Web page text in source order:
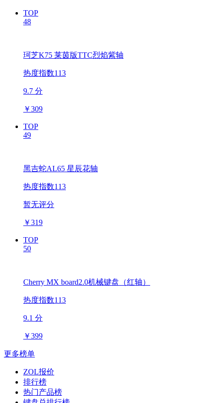
TOP
48
珂芝K75 莱茵版TTC烈焰紫轴
热度指数113
9.7 分
￥309
TOP
49
黑吉蛇AL65 星辰花轴
热度指数113
暂无评分
￥319
TOP
50
Cherry MX board2.0机械键盘（红轴）
热度指数113
9.1 分
￥399
更多榜单
ZOL报价
排行榜
热门产品榜